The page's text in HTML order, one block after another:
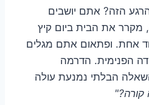
הזה? אתם יושבים
מקרר את הבית ביום קיץ
אחת. ופתאום אתם מגלים
הפנימית. הדרמה
הבלתי נמנעת עולה
קורה?"